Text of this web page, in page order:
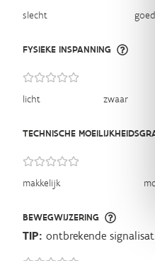
slecht goed
FYSIEKE INSPANNING
licht zwaar
TECHNISCHE
makkelijk
BEWEGWIJZERING
TIP: ontbrekende